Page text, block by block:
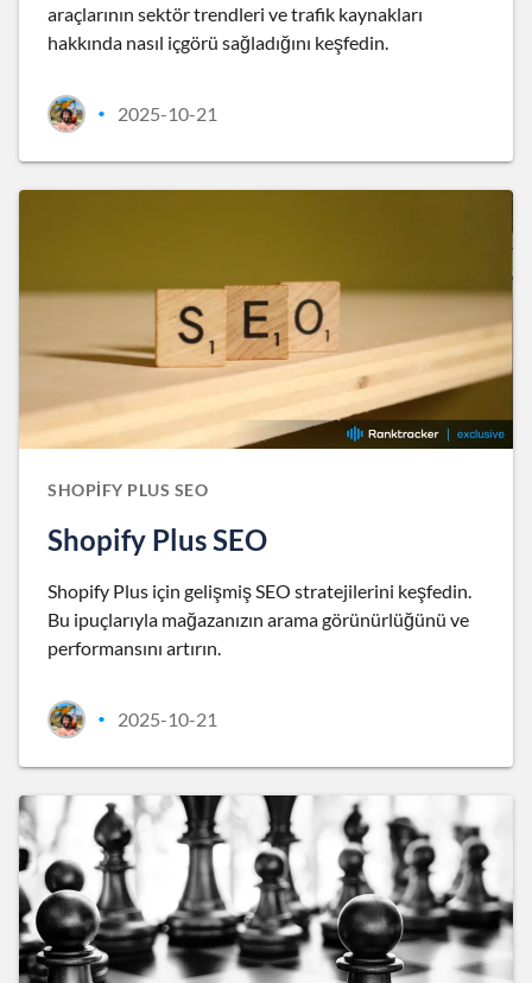
araçlarının sektör trendleri ve trafik kaynakları
hakkında nasıl içgörü sağladığını keşfedin.
• 2025-10-21
SHOPIFY PLUS SEO
Shopify Plus SEO
Shopify Plus için gelişmiş SEO stratejilerini keşfedin.
Bu ipuçlarıyla mağazanızın arama görünürlüğünü ve
performansını artırın.
• 2025-10-21